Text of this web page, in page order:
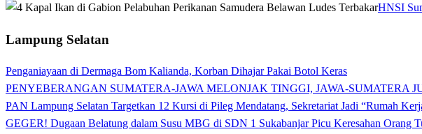
HNSI
Lampung Selatan
Penganiayaan di Dermaga Bom Kalianda, Korban Dihajar Pakai Botol Keras
PENYEBERANGAN SUMATERA-JAWA MELONJAK TINGGI, JAWA-SUMATERA
PAN Lampung Selatan Targetkan 12 Kursi di Pileg Mendatang, Sekretariat Jadi “Rumah
GEGER! Dugaan Belatung dalam Susu MBG di SDN 1 Sukabanjar Picu Keresahan Orang